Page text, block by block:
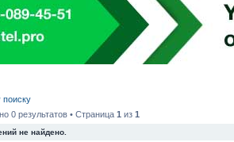
с
к
0 результатов • Страница 1 из 1
не найдено.